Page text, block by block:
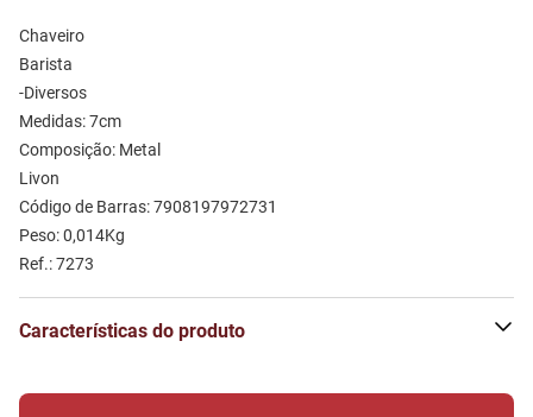
Chaveiro
Barista
-Diversos
Medidas: 7cm
Composição: Metal
Livon
Código de Barras: 7908197972731
Peso: 0,014Kg
Ref.: 7273
Características do produto